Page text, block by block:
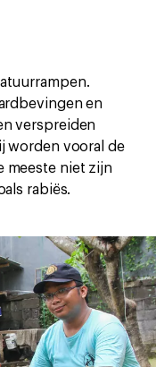
en
verspreiden
worden vooral de
meeste niet zijn
rabiës.